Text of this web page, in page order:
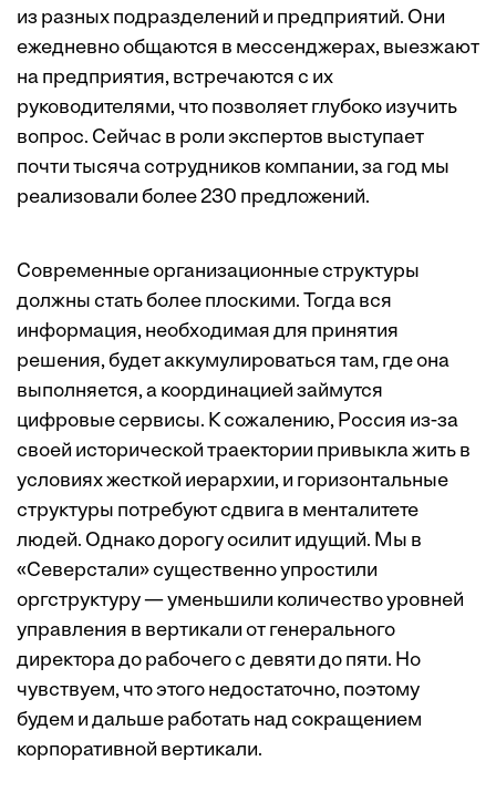
из разных подразделений и предприятий. Они
ежедневно общаются в мессенджерах, выезжают
на предприятия, встречаются с их
руководителями, что позволяет глубоко изучить
вопрос. Сейчас в роли экспертов выступает
почти тысяча сотрудников компании, за год мы
реализовали более 230 предложений.
Современные организационные структуры
должны стать более плоскими. Тогда вся
информация, необходимая для принятия
решения, будет аккумулироваться там, где она
выполняется, а координацией займутся
цифровые сервисы. К сожалению, Россия из-за
своей исторической траектории привыкла жить в
условиях жесткой иерархии, и горизонтальные
структуры потребуют сдвига в менталитете
людей. Однако дорогу осилит идущий. Мы в
«Северстали» существенно упростили
оргструктуру — уменьшили количество уровней
управления в вертикали от генерального
директора до рабочего с девяти до пяти. Но
чувствуем, что этого недостаточно, поэтому
будем и дальше работать над сокращением
корпоративной вертикали.